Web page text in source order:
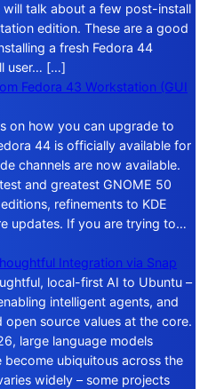
talk about a few post-install
edition. These are a good
a fresh Fedora 44
user… […]
Fedora 43 Workstation (GUI
on how you can upgrade to
44 is officially available for
channels are now available.
and greatest GNOME 50
refinements to KDE
updates. If you are trying to…
Integration via Snap
local-first AI to Ubuntu –
intelligent agents, and
open source values at the core.
large language models
become ubiquitous across the
widely – some projects